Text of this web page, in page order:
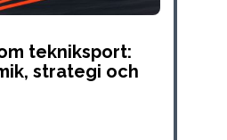
tekniksport:
strategi och